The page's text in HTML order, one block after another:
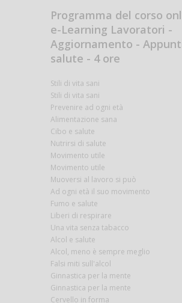
Programma del corso
e-Learning Lavoratori -
Aggiornamento -
salute - 4 ore
Stili di vita sani
Stili di vita sani
Prevenire ad ogni età
Alimentazione sana
Cibo e salute
Nutrirsi di salute
Movimento utile
Movimento utile
Muoversi al lavoro si può
Ad ogni età il suo movimento
Fumo e salute
Liberi di respirare
Una vita senza tabacco
Alcol e salute
Alcol, meno è sempre meglio
Falsi miti sull'alcol
Ginnastica per la mente
Ginnastica per la mente
Cervello in forma